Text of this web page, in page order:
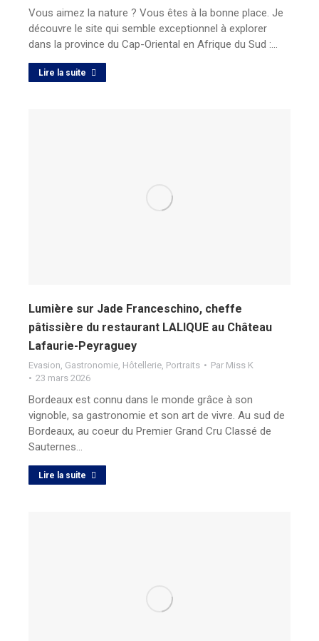
Vous aimez la nature ? Vous êtes à la bonne place. Je
découvre le site qui semble exceptionnel à explorer
dans la province du Cap-Oriental en Afrique du Sud :…
Lire la suite
Lumière sur Jade Franceschino, cheffe
pâtissière du restaurant LALIQUE au Château
Lafaurie-Peyraguey
Evasion Gastronomie Hôtellerie Portraits Par Miss K
23 mars 2026
Bordeaux est connu dans le monde grâce à son
vignoble, sa gastronomie et son art de vivre. Au sud de
Bordeaux, au coeur du Premier Grand Cru Classé de
Sauternes…
Lire la suite